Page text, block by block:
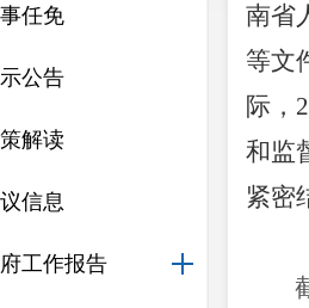
任免
公告
解读
信息
工作报告
南省
等文
际，
和监
紧密